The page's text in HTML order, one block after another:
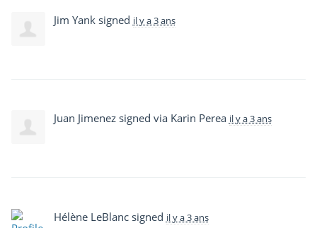
Jim Yanksigned il y a 3 ans
Juan Jimenezsigned via Karin Perea il y a 3 ans
Hélène LeBlancsigned il y a 3 ans